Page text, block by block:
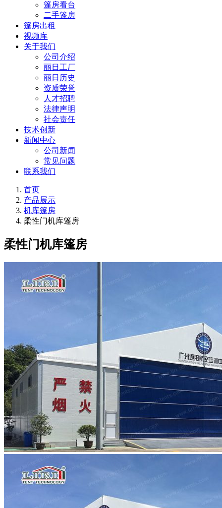
篷房看台
二手篷房
篷房出租
视频库
关于我们
公司介绍
丽日工厂
丽日历史
资质荣誉
人才招聘
法律声明
社会责任
技术创新
新闻中心
公司新闻
常见问题
联系我们
首页
产品展示
机库篷房
柔性门机库篷房
柔性门机库篷房